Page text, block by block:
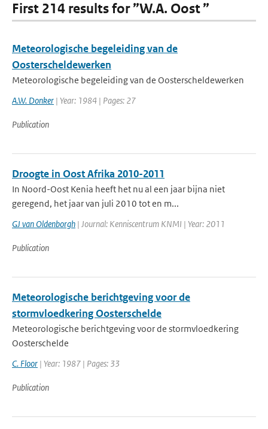
First 214 results for ”W.A. Oost ”
Meteorologische begeleiding van de
Oosterscheldewerken
Meteorologische begeleiding van de Oosterscheldewerken
A.W. Donker | Year: 1984 | Pages: 27
Publication
Droogte in Oost Afrika 2010-2011
In Noord-Oost Kenia heeft het nu al een jaar bijna niet
geregend, het jaar van juli 2010 tot en m...
GJ van Oldenborgh | Journal: Kenniscentrum KNMI | Year: 2011
Publication
Meteorologische berichtgeving voor de
stormvloedkering Oosterschelde
Meteorologische berichtgeving voor de stormvloedkering
Oosterschelde
C. Floor | Year: 1987 | Pages: 33
Publication